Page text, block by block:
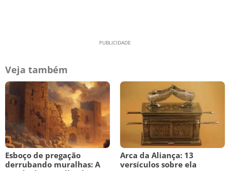
Veja também
Esboço de pregação
derrubando muralhas: A
Arca da Aliança: 13
versículos sobre ela